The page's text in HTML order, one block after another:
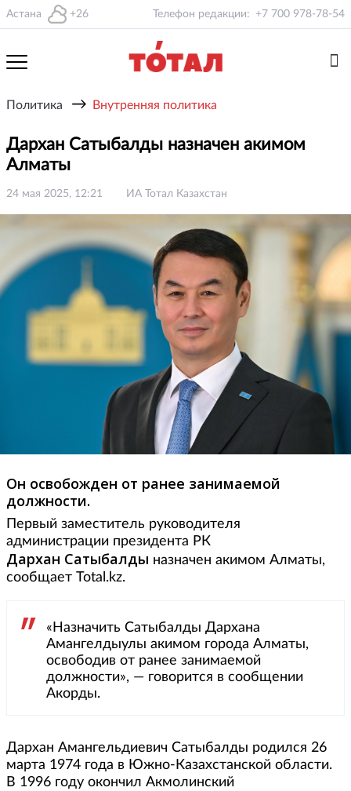
Астана +26 Телефон редакции: +7 700 978-78-54
Политика → Внутренняя политика
Дархан Сатыбалды назначен акимом
Алматы
24 мая 2025, 12:21 ИА Тотал Казахстан
Он освобожден от ранее занимаемой
должности.
Первый заместитель руководителя
администрации президента РК
Дархан Сатыбалды назначен акимом Алматы,
сообщает Total.kz.
«Назначить Сатыбалды Дархана
Амангелдыулы акимом города Алматы,
освободив от ранее занимаемой
должности», — говорится в сообщении
Акорды.
Дархан Амангельдиевич Сатыбалды родился 26
марта 1974 года в Южно-Казахстанской области.
В 1996 году окончил Акмолинский